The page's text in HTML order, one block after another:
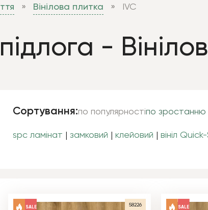
Вінілова плитка IVC
-
Сортування:по популярностіпо зростанню
spc ламінат замковий клейовий вініл
SALE 58226 SALE